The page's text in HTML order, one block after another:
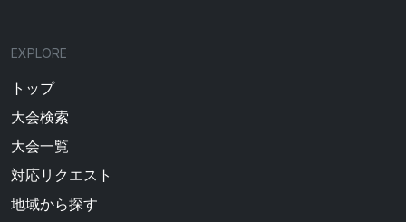
EXPLORE
トップ
大会検索
大会一覧
対応リクエスト
地域から探す